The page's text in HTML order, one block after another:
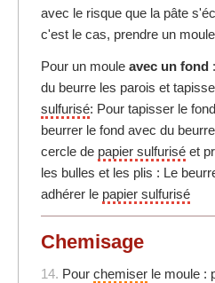
avec le risque que la pâte
c'est le cas, prendre un
Pour un moule avec un fond
du beurre les parois et
sulfurisé: Pour tapisser le
beurrer le fond avec du
cercle de papier sulfurisé et
les bulles et les plis : Le
adhérer le papier sulfurisé
Chemisage
14. Pour chemiser le moule :